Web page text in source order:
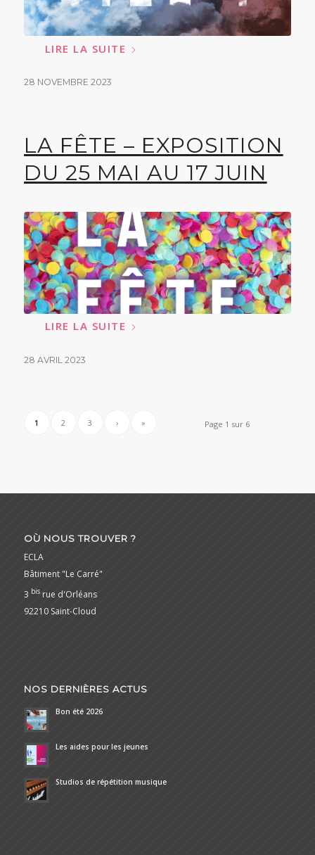
LIRE LA SUITE
28 NOVEMBRE 2023
LA FÊTE – EXPOSITION
DU 25 MAI AU 17 JUIN
LIRE LA SUITE
28 AVRIL 2023
Page 1 sur 6
1 2 3 › »
OÙ NOUS TROUVER ?
ECLA
Bâtiment "Le Carré"
3 bisrue d'Orléans
92210 Saint-Cloud
NOS DERNIÈRES ACTUS
Bon été 2026
Les aides pour les jeunes
Studios de répétition musique